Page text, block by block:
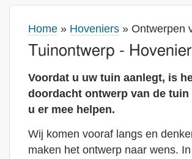
Home » Hoveniers » Ontwerpen
Tuinontwerp -
Voordat u uw tuin aanlegt, is
doordacht ontwerp van de tuin
u er mee helpen.
Wij komen vooraf langs en
maken het ontwerp naar wens.